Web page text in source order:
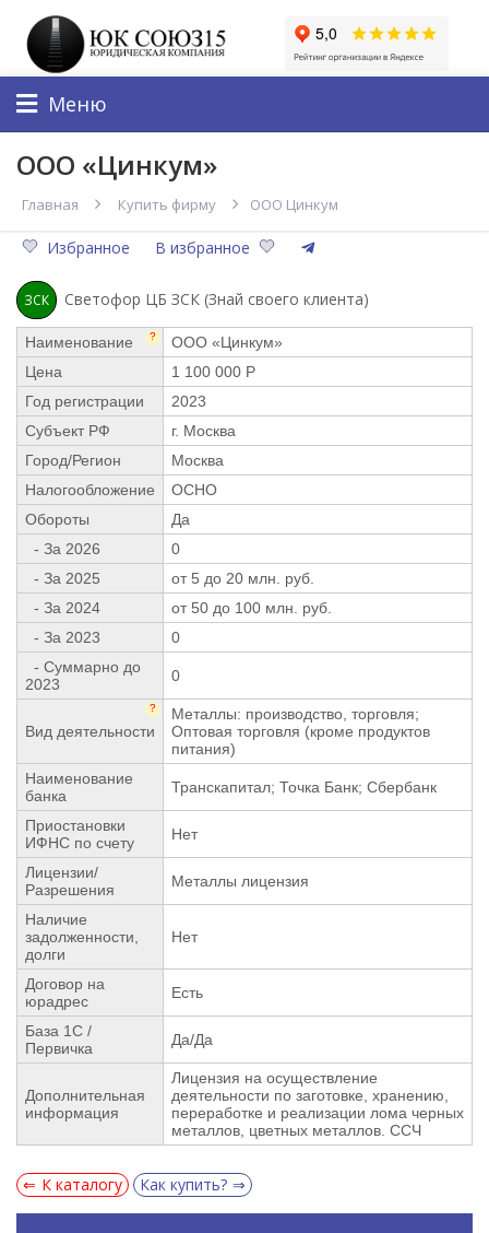
Меню
ООО «Цинкум»
Главная Купить фирму ООО Цинкум
Избранное В избранное
ЗСК Светофор ЦБ ЗСК (Знай своего клиента)
Наименование ?
ООО «Цинкум»
Цена
1 100 000 Р
Год регистрации
2023
Субъект РФ
г. Москва
Город/Регион
Москва
Налогообложение
ОСНО
Обороты
Да
- За 2026
0
- За 2025
от 5 до 20 млн. руб.
- За 2024
от 50 до 100 млн. руб.
- За 2023
0
- Суммарно до
2023
0
Вид деятельности
?
Металлы: производство, торговля;
Оптовая торговля (кроме продуктов
питания)
Наименование
банка
Транскапитал; Точка Банк; Сбербанк
Приостановки
ИФНС по счету
Нет
Лицензии/
Разрешения
Металлы лицензия
Наличие
задолженности,
долги
Нет
Договор на
юрадрес
Есть
База 1С /
Первичка
Да/Да
Дополнительная
информация
Лицензия на осуществление
деятельности по заготовке, хранению,
переработке и реализации лома черных
металлов, цветных металлов. ССЧ
К каталогу Как купить?